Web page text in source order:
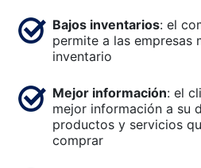
Bajos inventarios: el
permite a las empresas
inventario
Mejor información: el
mejor información a su
productos y servicios
comprar